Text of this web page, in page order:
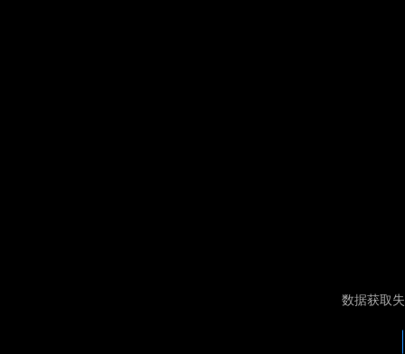
数据获取